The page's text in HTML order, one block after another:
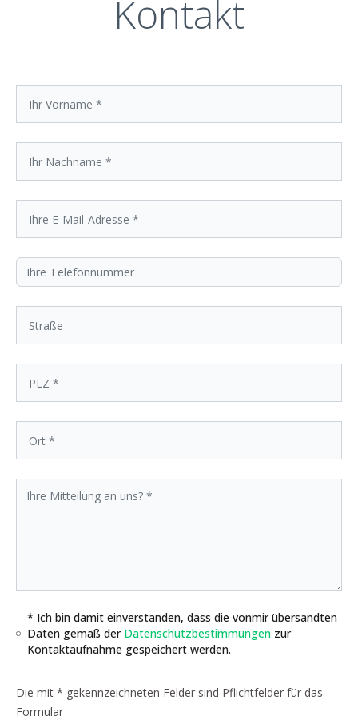
Kontakt
* Ich bin damit einverstanden, dass die vonmir übersandten
Daten gemäß der Datenschutzbestimmungen zur
Kontaktaufnahme gespeichert werden.
Die mit * gekennzeichneten Felder sind Pflichtfelder für das
Formular